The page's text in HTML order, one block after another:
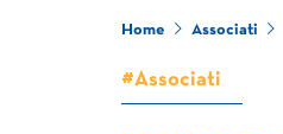
Home Associati
#Associati